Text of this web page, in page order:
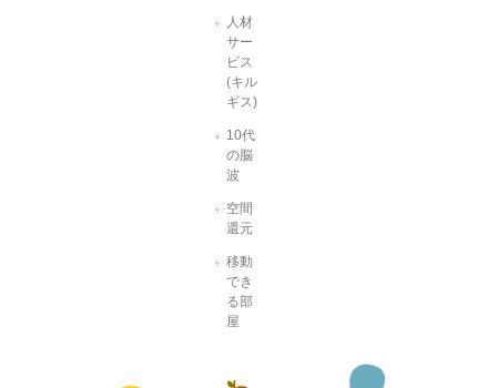
人材
サー
ビス
(キル
ギス)
10代
の脳
波
空間
還元
移動
でき
る部
屋